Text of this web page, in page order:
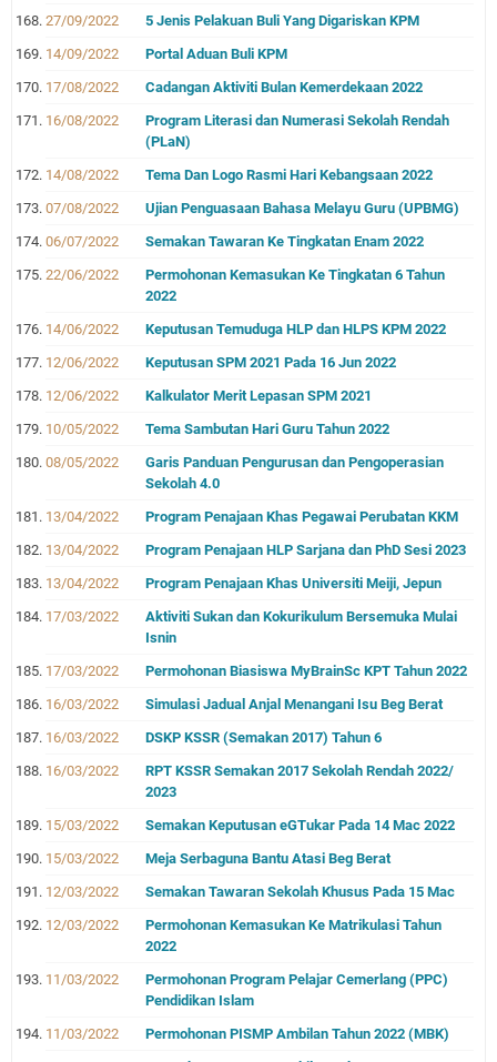
27/09/2022
5 Jenis Pelakuan Buli Yang Digariskan KPM
14/09/2022
Portal Aduan Buli KPM
17/08/2022
Cadangan Aktiviti Bulan Kemerdekaan 2022
16/08/2022
Program Literasi dan Numerasi Sekolah Rendah
(PLaN)
14/08/2022
Tema Dan Logo Rasmi Hari Kebangsaan 2022
07/08/2022
Ujian Penguasaan Bahasa Melayu Guru (UPBMG)
06/07/2022
Semakan Tawaran Ke Tingkatan Enam 2022
22/06/2022
Permohonan Kemasukan Ke Tingkatan 6 Tahun
2022
14/06/2022
Keputusan Temuduga HLP dan HLPS KPM 2022
12/06/2022
Keputusan SPM 2021 Pada 16 Jun 2022
12/06/2022
Kalkulator Merit Lepasan SPM 2021
10/05/2022
Tema Sambutan Hari Guru Tahun 2022
08/05/2022
Garis Panduan Pengurusan dan Pengoperasian
Sekolah 4.0
13/04/2022
Program Penajaan Khas Pegawai Perubatan KKM
13/04/2022
Program Penajaan HLP Sarjana dan PhD Sesi 2023
13/04/2022
Program Penajaan Khas Universiti Meiji, Jepun
17/03/2022
Aktiviti Sukan dan Kokurikulum Bersemuka Mulai
Isnin
17/03/2022
Permohonan Biasiswa MyBrainSc KPT Tahun 2022
16/03/2022
Simulasi Jadual Anjal Menangani Isu Beg Berat
16/03/2022
DSKP KSSR (Semakan 2017) Tahun 6
16/03/2022
RPT KSSR Semakan 2017 Sekolah Rendah 2022/
2023
15/03/2022
Semakan Keputusan eGTukar Pada 14 Mac 2022
15/03/2022
Meja Serbaguna Bantu Atasi Beg Berat
12/03/2022
Semakan Tawaran Sekolah Khusus Pada 15 Mac
12/03/2022
Permohonan Kemasukan Ke Matrikulasi Tahun
2022
11/03/2022
Permohonan Program Pelajar Cemerlang (PPC)
Pendidikan Islam
11/03/2022
Permohonan PISMP Ambilan Tahun 2022 (MBK)